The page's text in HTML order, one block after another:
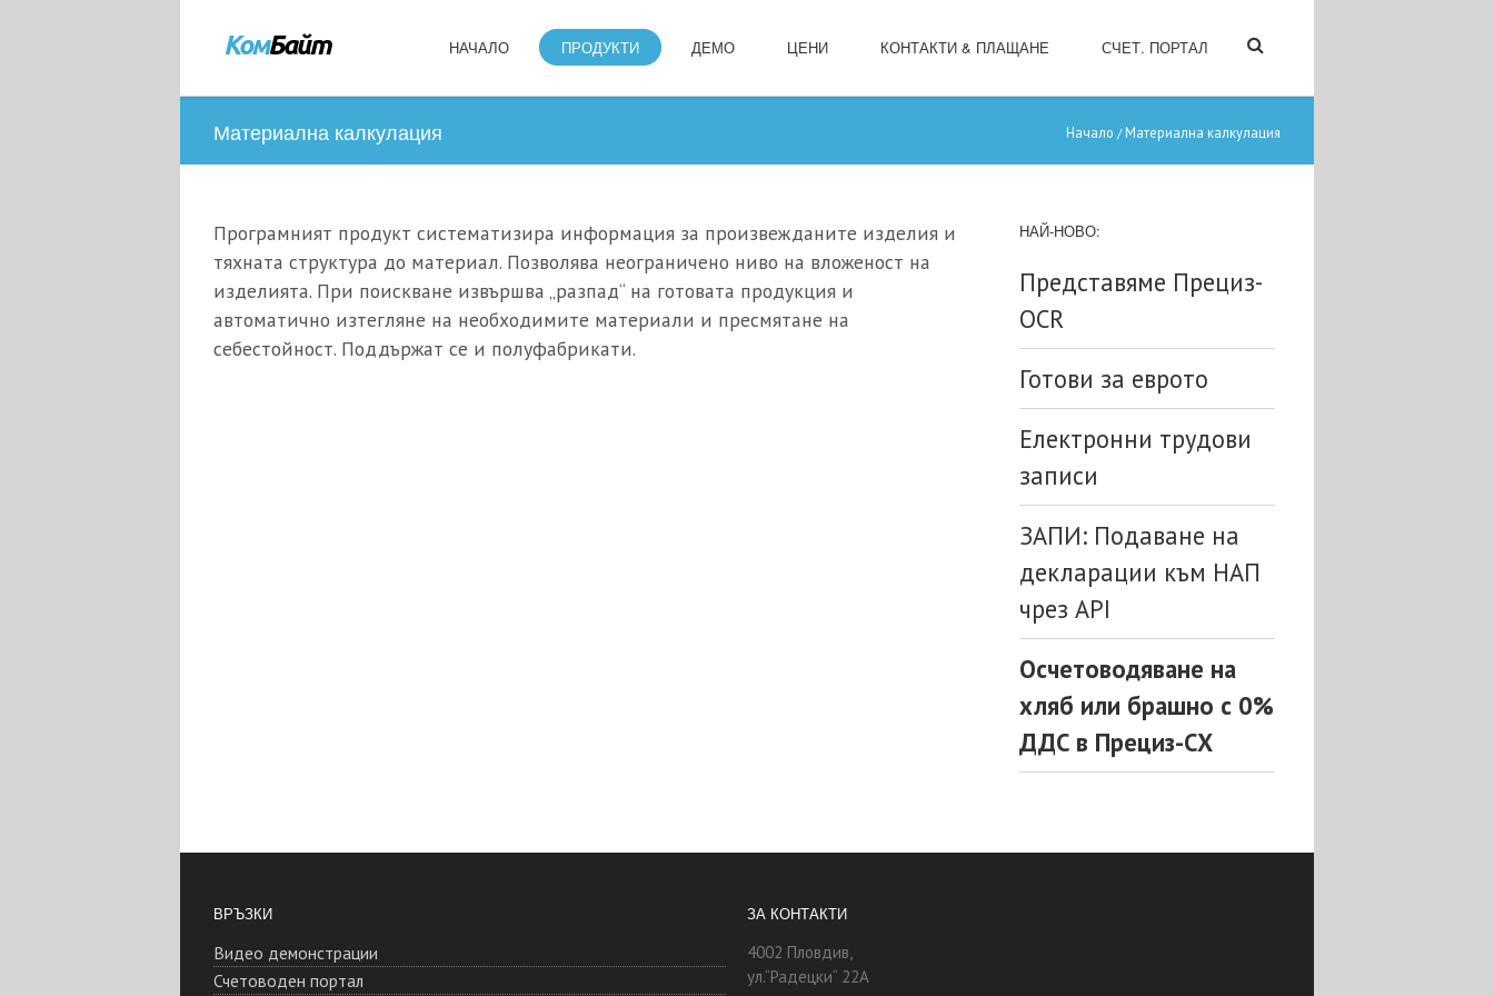
НАЧАЛО ПРОДУКТИ ДЕМО ЦЕНИ КОНТАКТИ & ПЛАЩАНЕ СЧЕТ. ПОРТАЛ
Материална калкулация Начало / Материална калкулация
Програмният продукт систематизира информация за произвежданите изделия и
тяхната структура до материал. Позволява неограничено ниво на вложеност на
изделията. При поискване извършва „разпад“ на готовата продукция и
автоматично изтегляне на необходимите материали и пресмятане на
себестойност. Поддържат се и полуфабрикати.
НАЙ-НОВО:
Представяме Прециз-
OCR
Готови за еврото
Електронни трудови
записи
ЗАПИ: Подаване на
декларации към НАП
чрез API
Осчетоводяване на
хляб или брашно с 0%
ДДС в Прециз-СХ
ВРЪЗКИ
Видео демонстрации
Счетоводен портал
ЗА КОНТАКТИ
4002 Пловдив,
ул.“Радецки“ 22А